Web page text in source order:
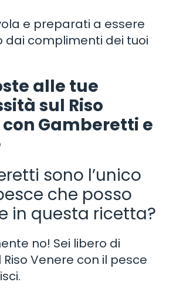
e preparati a essere
dai complimenti dei tuoi
alle tue
sul Riso
Gamberetti e
sono l’unico
che posso
in questa ricetta?
no! Sei libero di
Venere con il pesce